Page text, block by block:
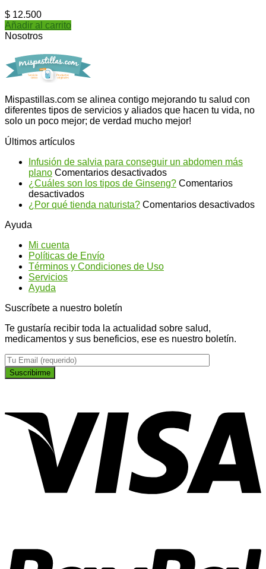
$ 12.500
Añadir al carrito
Nosotros
Mispastillas.com se alinea contigo mejorando tu salud con
diferentes tipos de servicios y aliados que hacen tu vida, no
solo un poco mejor; de verdad mucho mejor!
Últimos artículos
Infusión de salvia para conseguir un abdomen más
plano Comentarios desactivadosen
Infusión
salvia
¿Cuáles son los tipos de Ginseng? Comentarios
desactivadosen
¿Cuáles
Ginseng?
¿Por qué tienda naturista? Comentarios desactivadosen
Ayuda
Mi cuenta
Políticas de Envío
Términos y Condiciones de Uso
Servicios
Ayuda
Suscríbete a nuestro boletín
Te gustaría recibir toda la actualidad sobre salud,
medicamentos y sus beneficios, ese es nuestro boletín.